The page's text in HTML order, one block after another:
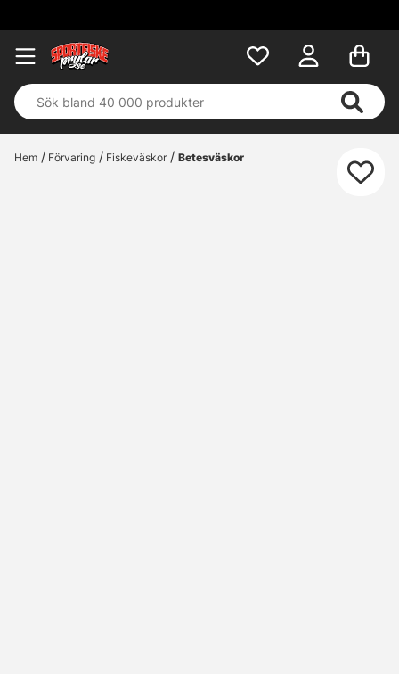
Hem Förvaring Fiskeväskor Betesväskor